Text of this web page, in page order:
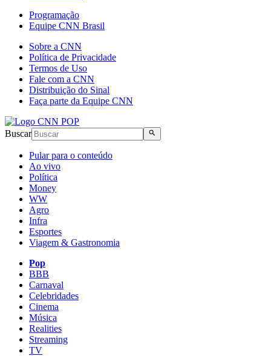
Programação
Equipe CNN Brasil
Sobre a CNN
Política de Privacidade
Termos de Uso
Fale com a CNN
Distribuição do Sinal
Faça parte da Equipe CNN
Buscar
Pular para o conteúdo
Ao vivo
Política
Money
WW
Agro
Infra
Esportes
Viagem & Gastronomia
Pop
BBB
Carnaval
Celebridades
Cinema
Música
Realities
Streaming
TV